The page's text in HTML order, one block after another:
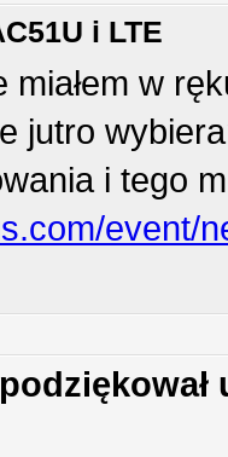
i LTE
miałem w
jutro
i tego
event/